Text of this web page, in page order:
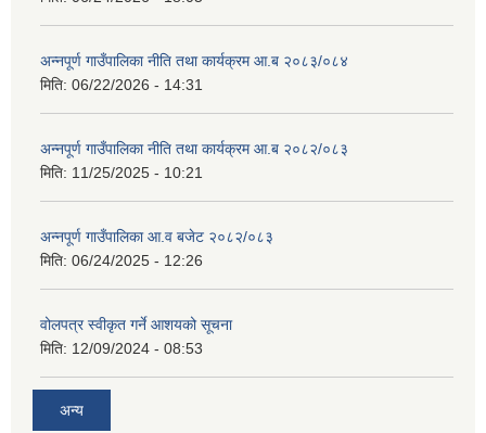
अन्नपूर्ण गाउँपालिका नीति तथा कार्यक्रम आ.ब २०८३/०८४
मिति: 06/22/2026 - 14:31
अन्नपूर्ण गाउँपालिका नीति तथा कार्यक्रम आ.ब २०८२/०८३
मिति: 11/25/2025 - 10:21
अन्नपूर्ण गाउँपालिका आ.व बजेट २०८२/०८३
मिति: 06/24/2025 - 12:26
वोलपत्र स्वीकृत गर्ने आशयको सूचना
मिति: 12/09/2024 - 08:53
अन्य